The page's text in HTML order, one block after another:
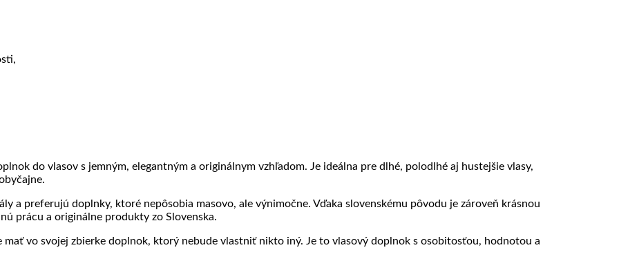
do vlasov s jemným, elegantným a originálnym vzhľadom. Je ideálna pre dlhé, polodlhé aj hustejšie vlasy,
a preferujú doplnky, ktoré nepôsobia masovo, ale výnimočne. Vďaka slovenskému pôvodu je zároveň krásnou
prácu a originálne produkty zo Slovenska.
mať vo svojej zbierke doplnok, ktorý nebude vlastniť nikto iný. Je to vlasový doplnok s osobitosťou, hodnotou a